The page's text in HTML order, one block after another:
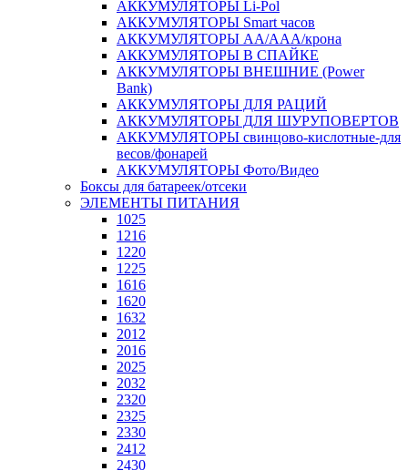
АККУМУЛЯТОРЫ Li-Pol
АККУМУЛЯТОРЫ Smart часов
АККУМУЛЯТОРЫ АА/ААА/крона
АККУМУЛЯТОРЫ В СПАЙКЕ
АККУМУЛЯТОРЫ ВНЕШНИЕ (Power
Bank)
АККУМУЛЯТОРЫ ДЛЯ РАЦИЙ
АККУМУЛЯТОРЫ ДЛЯ ШУРУПОВЕРТОВ
АККУМУЛЯТОРЫ свинцово-кислотные-для
весов/фонарей
АККУМУЛЯТОРЫ Фото/Видео
Боксы для батареек/отсеки
ЭЛЕМЕНТЫ ПИТАНИЯ
1025
1216
1220
1225
1616
1620
1632
2012
2016
2025
2032
2320
2325
2330
2412
2430